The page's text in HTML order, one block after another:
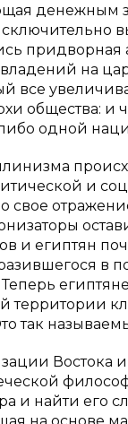
денежным
придворная
на
все
общества:
одной
и
свое
и египтян
в
территории
так
Востока и
и найти его